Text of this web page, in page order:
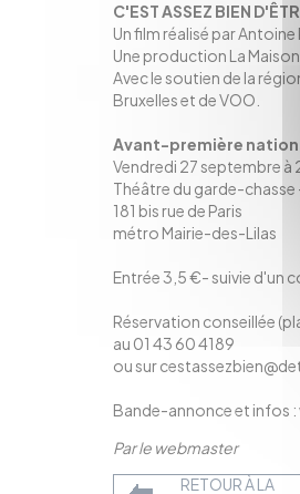
C'EST ASSEZ BIEN
Un film réalisé par
Une production La
Avec le soutien de la
Bruxelles et de VOO.
Avant-première
Vendredi 27 septembre à
Théâtre du garde-chasse -
181 bis rue de Paris
métro Mairie-des-Lilas
Entrée 3,5 €- suivie d'un
Réservation conseillée
au 01 43 60 4189
ou sur
Bande-annonce et infos :
Par le webmaster
RETOUR À LA